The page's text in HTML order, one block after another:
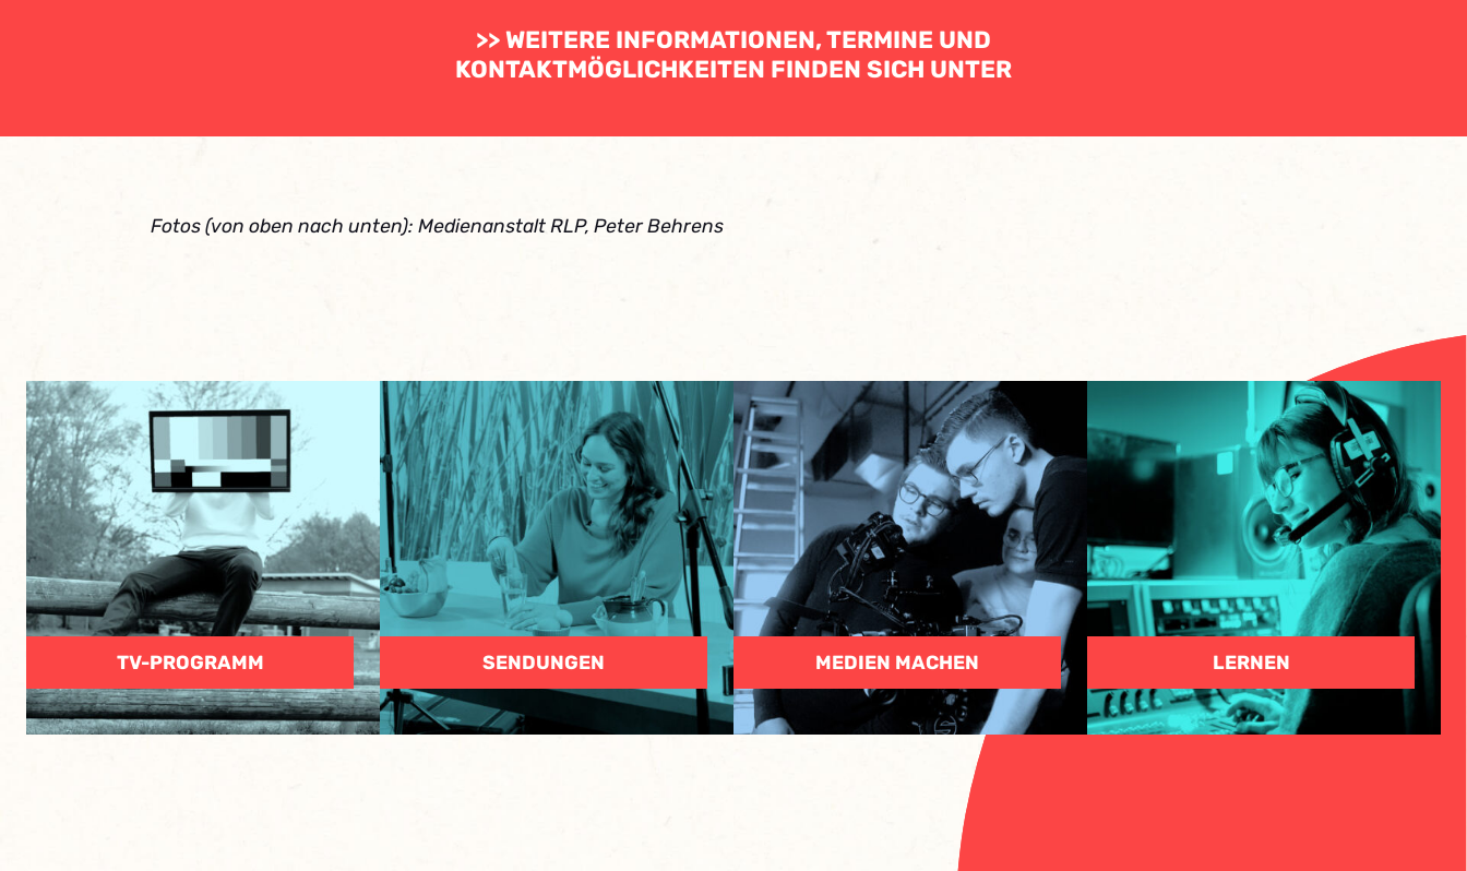
>> WEITERE INFORMATIONEN, TERMINE UND
KONTAKTMÖGLICHKEITEN FINDEN SICH UNTER
Fotos (von oben nach unten): Medienanstalt RLP, Peter Behrens
TV-PROGRAMM SENDUNGEN MEDIEN MACHEN LERNEN